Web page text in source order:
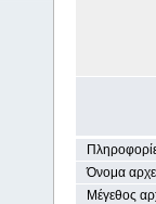
Όνομα
Μέγεθος